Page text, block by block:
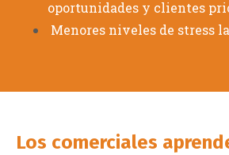
oportunidades y clientes
Menores niveles de stress
Los comerciales